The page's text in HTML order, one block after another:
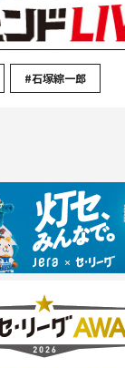
#石塚綜一郎